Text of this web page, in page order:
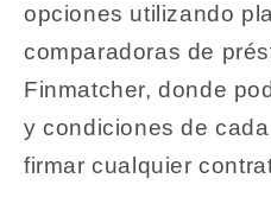
opciones utilizando
comparadoras de
Finmatcher, donde
y condiciones de
firmar cualquier